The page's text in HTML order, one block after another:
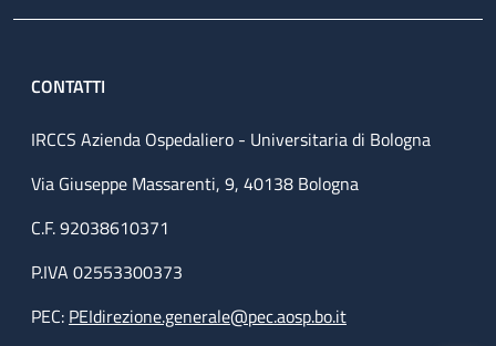
CONTATTI
IRCCS Azienda Ospedaliero - Universitaria di Bologna
Via Giuseppe Massarenti, 9, 40138 Bologna
C.F. 92038610371
P.IVA 02553300373
PEC: PEIdirezione.generale@pec.aosp.bo.it